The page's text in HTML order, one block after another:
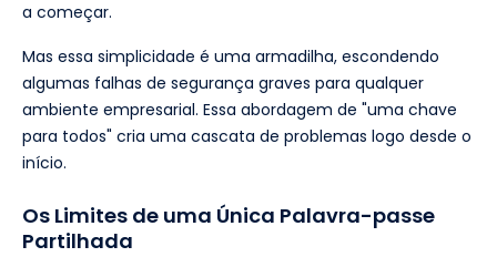
a começar.
Mas essa simplicidade é uma armadilha, escondendo
algumas falhas de segurança graves para qualquer
ambiente empresarial. Essa abordagem de "uma chave
para todos" cria uma cascata de problemas logo desde o
início.
Os Limites de uma Única Palavra-passe
Partilhada